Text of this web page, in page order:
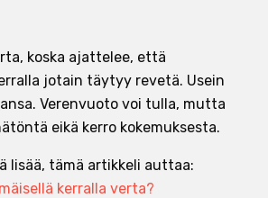
koska ajattelee, että
jotain täytyy revetä. Usein
Verenvuoto voi tulla, mutta
eikä kerro kokemuksesta.
lisää, tämä artikkeli auttaa:
kerralla verta?